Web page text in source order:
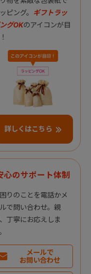
ピング。 ギフトラッ
グOKのアイコンが目
詳しくはこちら
心のサポート体制
りのことを電話かメ
で問い合わせ。親
丁寧にお応えしま
メールで
お問い合わせ